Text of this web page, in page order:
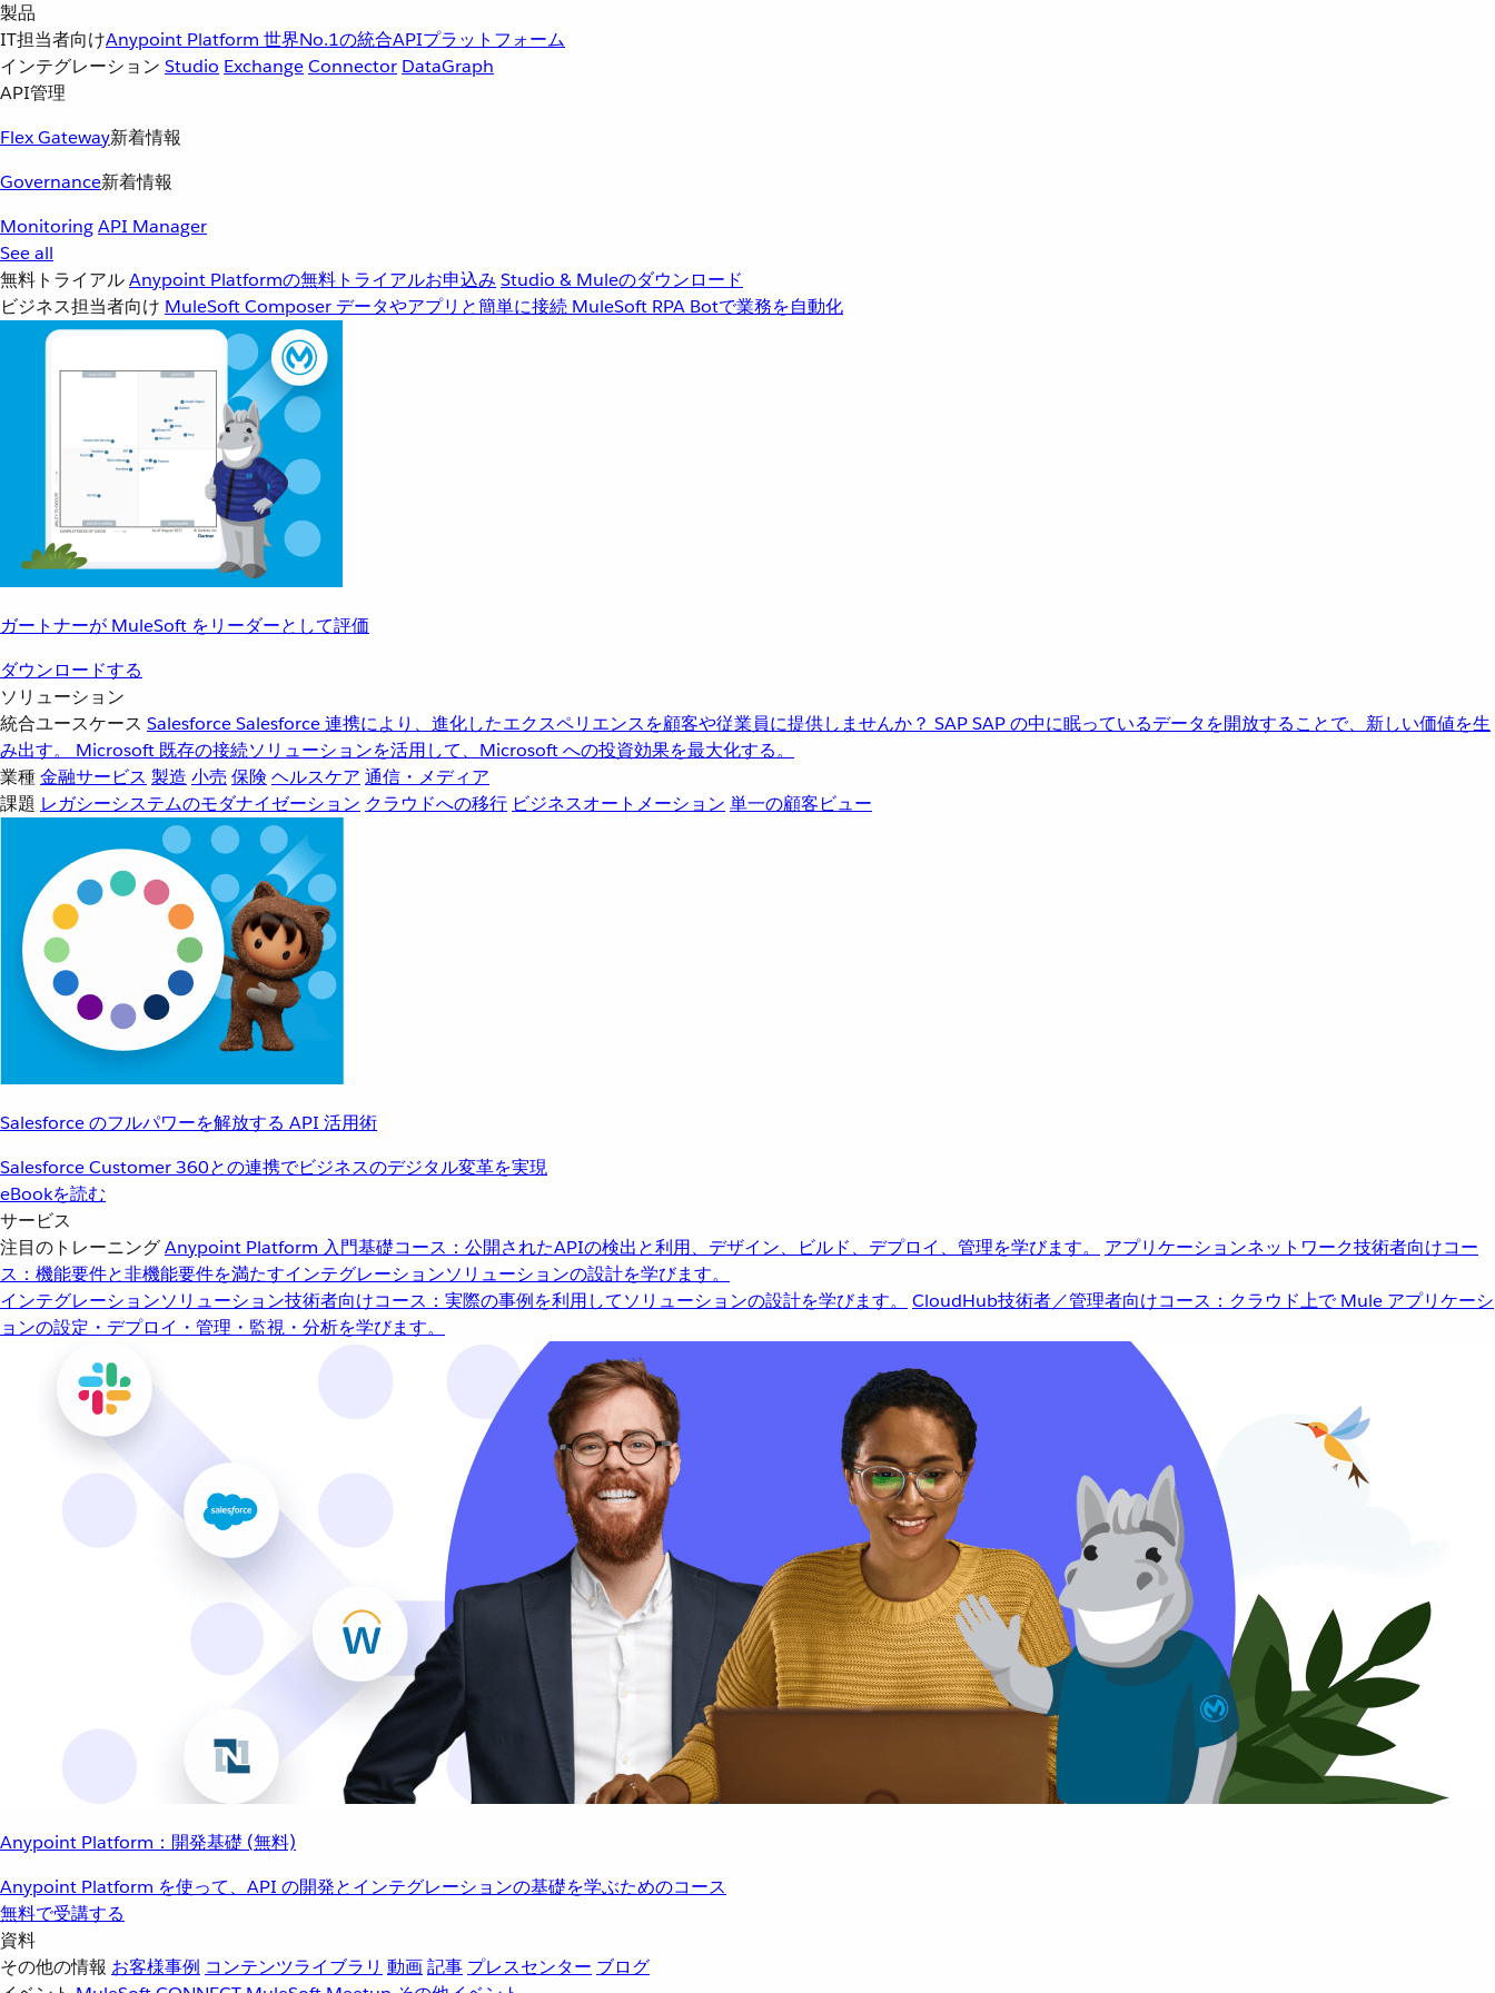
製品
IT担当者向けAnypoint Platform 世界No.1の統合APIプラットフォーム
インテグレーション Studio ExchangeConnector DataGraph
API管理
Flex Gateway新着情報
Governance新着情報
MonitoringAPI Manager
See all
無料トライアルAnypoint Platformの無料トライアルお申込み Studio & Muleのダウンロード
ビジネス担当者向け MuleSoft Composer データやアプリと簡単に接続 MuleSoft RPA Botで業務を自動化
ガートナーが MuleSoft をリーダーとして評価
ダウンロードする
ソリューション
統合ユースケース SalesforceSalesforce 連携により、進化したエクスペリエンスを顧客や従業員に提供しませんか？ SAPSAP の中に眠っているデータを開放することで、新しい価値を生
み出す。
Microsoft 既存の接続ソリューションを活用して、Microsoft への投資効果を最大化する。
業種金融サービス 製造 小売 保険 ヘルスケア 通信・メディア
課題 レガシーシステムのモダナイゼーション クラウドへの移行 ビジネスオートメーション 単一の顧客ビュー
Salesforce のフルパワーを解放する API 活用術
Salesforce Customer 360との連携でビジネスのデジタル変革を実現
eBookを読む
サービス
注目のトレーニングAnypoint Platform 入門基礎コース：公開されたAPIの検出と利用、デザイン、ビルド、デプロイ、管理を学びます。 アプリケーションネットワーク技術者向けコー
ス：機能要件と非機能要件を満たすインテグレーションソリューションの設計を学びます。
インテグレーションソリューション技術者向けコース：実際の事例を利用してソリューションの設計を学びます。 CloudHub技術者／管理者向けコース：クラウド上で Mule アプリケーシ
ョンの設定・デプロイ・管理・監視・分析を学びます。
Anypoint Platform：開発基礎 (無料)
Anypoint Platform を使って、API の開発とインテグレーションの基礎を学ぶためのコース
無料で受講する
資料
その他の情報 お客様事例 コンテンツライブラリ 動画記事 プレスセンター ブログ